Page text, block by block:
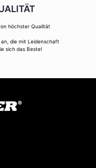
höchster Qualität
die mit Leidenschaft
sich das Beste!